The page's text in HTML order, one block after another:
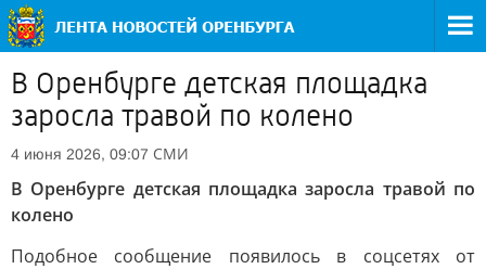
В Оренбурге детская площадка
заросла травой по колено
4 июня 2026, 09:07 СМИ
В Оренбурге детская площадка заросла травой по
колено
Подобное сообщение появилось в соцсетях от